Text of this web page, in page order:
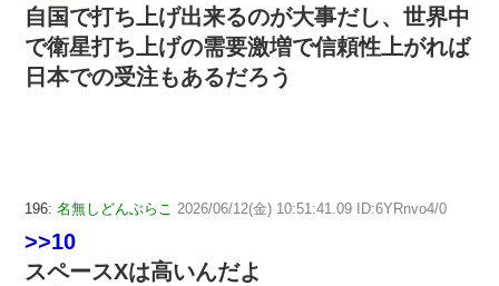
自国で打ち上げ出来るのが大事だし、世界中
で衛星打ち上げの需要激増で信頼性上がれば
日本での受注もあるだろう
196: 名無しどんぶらこ 2026/06/12(金) 10:51:41.09 ID:6YRnvo4/0
>>10
スペースXは高いんだよ